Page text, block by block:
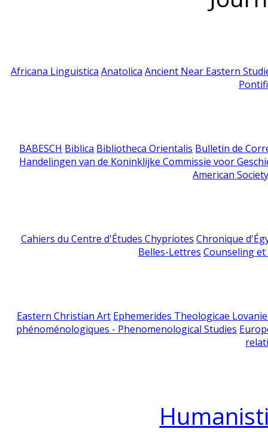
Africana Linguistica Anatolica Ancient Near Eastern
BABESCH Biblica Bibliotheca Orientalis Bulletin de
Handelingen van de Koninklijke Commissie voor
American
Cahiers du Centre d'Études Chypriotes Chronique
Belles-Lettres Counseling
Eastern Christian Art Ephemerides Theologicae
phénoménologiques - Phenomenological Studies